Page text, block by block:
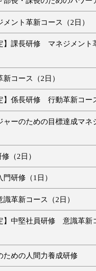
ント革新コース（2日）
】課長研修 マネジメント
コース（2日）
】係長研修 行動革新コー
ャーのための目標達成マネ
（2日）
研修（1日）
革新コース（2日）
】中堅社員研修 意識革新
ための人間力養成研修